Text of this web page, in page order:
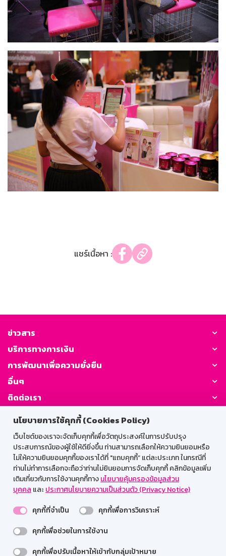
นโยบายการใช้คุกกี้ (Cookies Policy)
เว็บไซต์ของเราจะจัดเก็บคุกกี้เพื่อวัตถุประสงค์ในการปรับปรุง
ประสบการณ์ของผู้ใช้ให้ดียิ่งขึ้น ท่านสามารถเลือกให้ความยินยอมหรือ
ไม่ให้ความยินยอมคุกกี้ของเราได้ที่ "แถบคุกกี้” แต่ละประเภท ในกรณีที่
ท่านไม่ทำการเลือกจะถือว่าท่านไม่ยินยอมการจัดเก็บคุกกี้ คลิกข้อมูลเพิ่ม
เติมเกี่ยวกับการใช้งานคุกกี้ทางนโยบายคุ้มครองข้อมูลส่วน
บุคคล และประกาศนโยบายความเป็นส่วนตัว (Privacy Notice)
คุกกี้ที่จำเป็น
คุกกี้เพื่อการวิเคราะห์
คุกกี้เพื่อช่วยในการใช้งาน
คุกกี้เพื่อปรับเนื้อหาให้เข้ากับกลุ่มเป้าหมาย
แชร์เนื้อหา :
ข่าวสาร
บริการทางการเงิน
การพัฒนาเพื่อความยั่งยืน
อื่นๆ
ติดต่อเรา
GSB Society:
สำหรับพนักงาน
Web HR
GSB Wisdom
M-Search
เข้าสู่ระบบเน็ตเมล
รองรับการใช้งานได้ดีบนเว็บบราวเซอร์